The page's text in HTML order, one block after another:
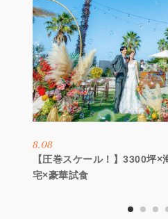
8.08
【圧巻スケール！】3300坪
宅×豪華試食